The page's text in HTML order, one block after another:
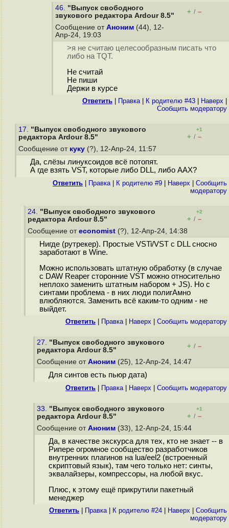
46. "Выпуск свободного
звукового редактора Ardour 8.5"
+ / –
Сообщение от Аноним (44), 12-
Апр-24, 19:03
>я не считаю целесообразным писать что
либо на TQT.
Не считай
Не пиши
Держи в курсе
Ответить Правка| К родителю #43 Наверх
Cообщить модератору
17. "Выпуск свободного звукового
редактора Ardour 8.5"
+1
+ / –
Сообщение от куку (?), 12-Апр-24, 11:57
Да, слёзы линуксоидов всё потопят.
А где взять VST, которые либо DLL, либо AAX?
Ответить Правка| К родителю #9 Наверх
Cообщить
модератору
24. "Выпуск свободного звукового
редактора Ardour 8.5"
+2
+ / –
Сообщение от economist (?), 12-Апр-24, 14:38
Нигде (рутрекер). Простые VSTi/VST c DLL сносно
заработают в Wine.
Можно использовать штатную обработку (в случае
с DAW Reaper сторонние VST можно относительно
неплохо заменить штатным набором + JS). Но с
синтами проблема - в них люди полигАмно
влюбляются. Заменить всё каким-то одним - не
выйдет.
Ответить Правка| Наверх Cообщить модератору
27. "Выпуск свободного звукового
редактора Ardour 8.5"
+ / –
Сообщение от Аноним (25), 12-Апр-24, 14:47
Для синтов есть пьюр дата)
Ответить Правка| Наверх Cообщить модератору
33. "Выпуск свободного звукового
редактора Ardour 8.5"
+1
+ / –
Сообщение от Аноним (33), 12-Апр-24, 15:44
Да, в качестве экскурса для тех, кто не знает -- в
Рипере огромное сообщество разработчиков
внутренних плагинов на lua/eel2 (встроенный
скриптовый язык), там чего только нет: синты,
эквалайзеры, компрессоры, на любой вкус.
Плюс, к этому ещё прикрутили пакетный
менеджер
Ответить Правка| К родителю #24 Наверх
Cообщить
модератору